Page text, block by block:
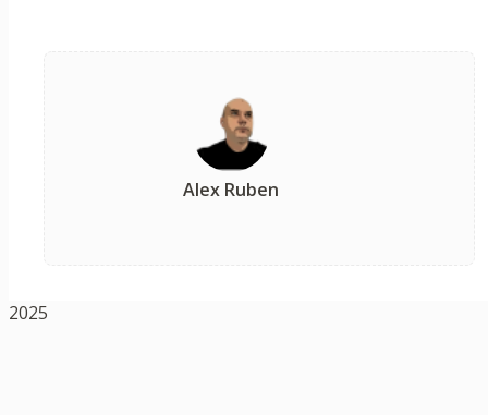
Alex Ruben
2025